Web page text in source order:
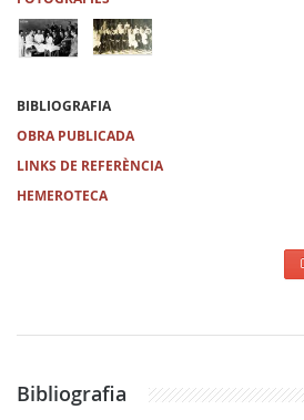
BIBLIOGRAFIA
OBRA PUBLICADA
LINKS DE REFERÈNCIA
HEMEROTECA
Bibliografia